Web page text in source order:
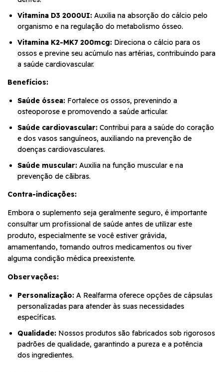
Vitamina D3 2000UI: Auxilia na absorção do cálcio pelo
organismo e na regulação do metabolismo ósseo.
Vitamina K2-MK7 200mcg: Direciona o cálcio para os
ossos e previne seu acúmulo nas artérias, contribuindo para
a saúde cardiovascular.
Benefícios:
Saúde óssea: Fortalece os ossos, prevenindo a
osteoporose e promovendo a saúde articular.
Saúde cardiovascular: Contribui para a saúde do coração
e dos vasos sanguíneos, auxiliando na prevenção de
doenças cardiovasculares.
Saúde muscular: Auxilia na função muscular e na
prevenção de cãibras.
Contra-indicações:
Embora o suplemento seja geralmente seguro, é importante
consultar um profissional de saúde antes de utilizar este
produto, especialmente se você estiver grávida,
amamentando, tomando outros medicamentos ou tiver
alguma condição médica preexistente.
Observações:
Personalização: A Realfarma oferece opções de cápsulas
personalizadas para atender às suas necessidades
específicas.
Qualidade: Nossos produtos são fabricados sob rigorosos
padrões de qualidade, garantindo a pureza e a potência
dos ingredientes.